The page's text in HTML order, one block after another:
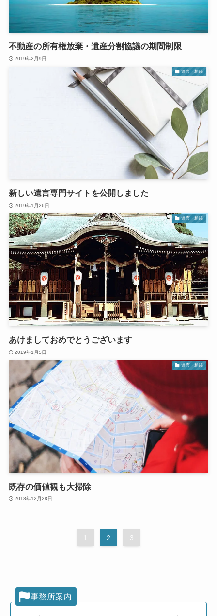
不動産の所有権放棄・遺産分割協議の期間制限
2019年2月9日
遺言・相続
新しい遺言専門サイトを公開しました
2019年1月26日
遺言・相続
あけましておめでとうございます
2019年1月5日
遺言・相続
既存の価値観も大掃除
2018年12月28日
1 2 3
事務所案内